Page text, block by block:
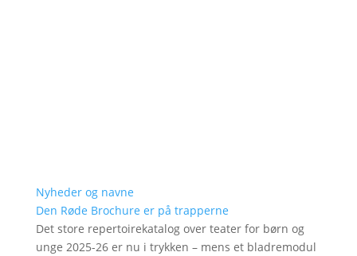
Nyheder og navne
Den Røde Brochure er på trapperne
Det store repertoirekatalog over teater for børn og
unge 2025-26 er nu i trykken – mens et bladremodul